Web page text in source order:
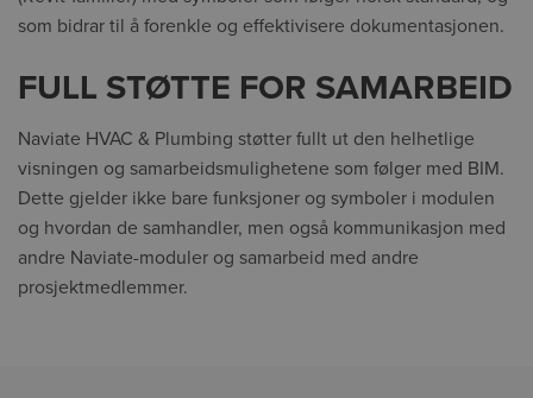
som bidrar til å forenkle og effektivisere dokumentasjonen.
FULL STØTTE FOR SAMARBEID
Naviate HVAC & Plumbing støtter fullt ut den helhetlige
visningen og samarbeidsmulighetene som følger med BIM.
Dette gjelder ikke bare funksjoner og symboler i modulen
og hvordan de samhandler, men også kommunikasjon med
andre Naviate-moduler og samarbeid med andre
prosjektmedlemmer.